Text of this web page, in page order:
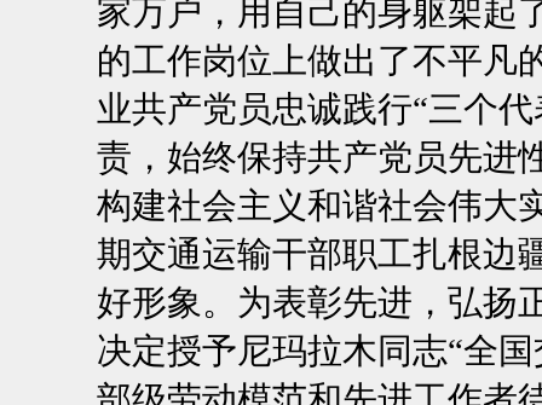
家万户，用自己的身躯架起
的工作岗位上做出了不平凡
业共产党员忠诚践行“三个
责，始终保持共产党员先进
构建社会主义和谐社会伟大
期交通运输干部职工扎根边
好形象。为表彰先进，弘扬
决定授予尼玛拉木同志“全